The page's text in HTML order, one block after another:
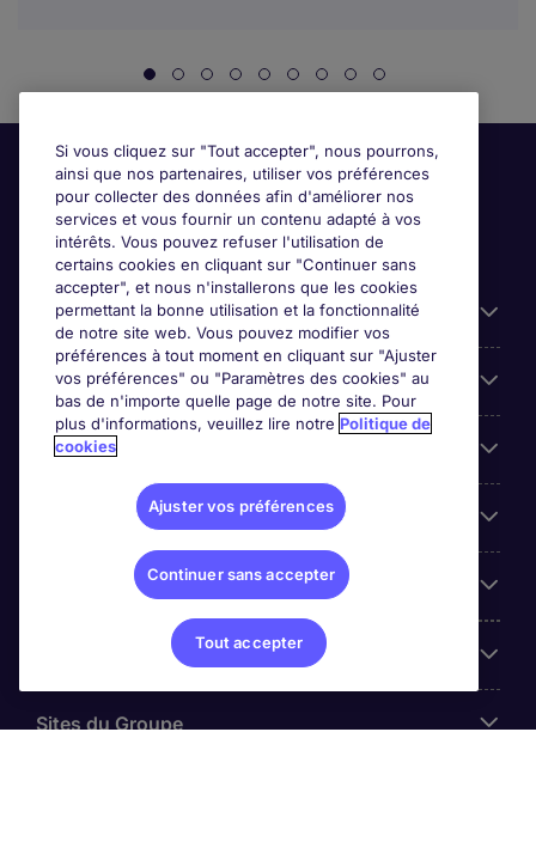
Candidats
Entreprises
Contact
Les avis Google
Nos offres d'emploi
Sites du Groupe
Si vous cliquez sur "Tout accepter", nous pourrons,
ainsi que nos partenaires, utiliser vos préférences
pour collecter des données afin d'améliorer nos
services et vous fournir un contenu adapté à vos
intérêts. Vous pouvez refuser l'utilisation de
certains cookies en cliquant sur "Continuer sans
accepter", et nous n'installerons que les cookies
permettant la bonne utilisation et la fonctionnalité
de notre site web. Vous pouvez modifier vos
préférences à tout moment en cliquant sur "Ajuster
vos préférences" ou "Paramètres des cookies" au
bas de n'importe quelle page de notre site. Pour
plus d'informations, veuillez lire notre Politique de
cookies
Ajuster vos préférences
Continuer sans accepter
Tout accepter